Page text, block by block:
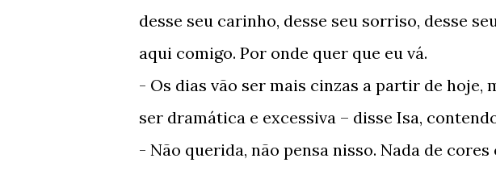
desse seu carinho, desse seu sorriso, desse
aqui comigo. Por onde quer que eu vá.
- Os dias vão ser mais cinzas a partir de hoje,
ser dramática e excessiva – disse Isa,
- Não querida, não pensa nisso. Nada de